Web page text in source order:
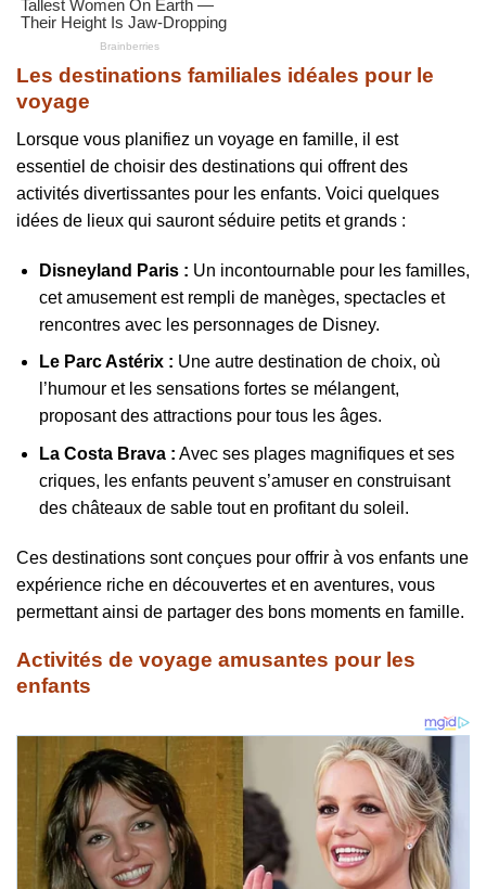
Les destinations familiales idéales pour le
voyage
Lorsque vous planifiez un voyage en famille, il est
essentiel de choisir des destinations qui offrent des
activités divertissantes pour les enfants. Voici quelques
idées de lieux qui sauront séduire petits et grands :
Disneyland Paris : Un incontournable pour les familles,
cet amusement est rempli de manèges, spectacles et
rencontres avec les personnages de Disney.
Le Parc Astérix : Une autre destination de choix, où
l’humour et les sensations fortes se mélangent,
proposant des attractions pour tous les âges.
La Costa Brava : Avec ses plages magnifiques et ses
criques, les enfants peuvent s’amuser en construisant
des châteaux de sable tout en profitant du soleil.
Ces destinations sont conçues pour offrir à vos enfants une
expérience riche en découvertes et en aventures, vous
permettant ainsi de partager des bons moments en famille.
Activités de voyage amusantes pour les
enfants